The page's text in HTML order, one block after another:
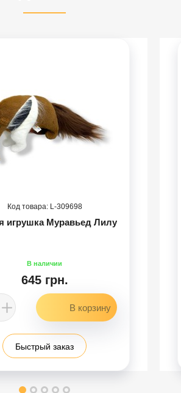
309698
игрушка Муравьед Лилу
645 грн.
Быстрый заказ